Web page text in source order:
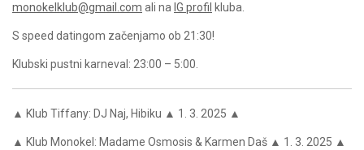
monokelklub@gmail.com ali na IG profil kluba.
S speed datingom začenjamo ob 21:30!
Klubski pustni karneval: 23:00 – 5:00.
▲ Klub Tiffany: DJ Naj, Hibiku ▲ 1. 3. 2025 ▲
▲ Klub Monokel: Madame Osmosis & Karmen Daš ▲ 1. 3. 2025 ▲